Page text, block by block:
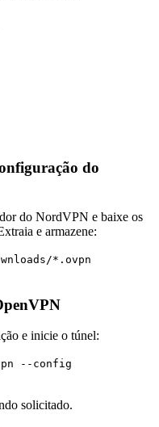
do
do NordVPN e baixe os
e armazene:
*.ovpn
e inicie o túnel:
--config
solicitado.